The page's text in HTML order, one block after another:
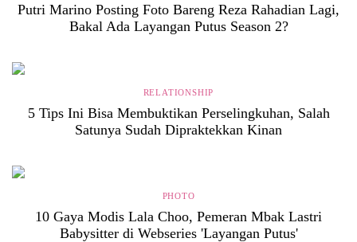
Putri Marino Posting Foto Bareng Reza Rahadian Lagi,
Bakal Ada Layangan Putus Season 2?
RELATIONSHIP
5 Tips Ini Bisa Membuktikan Perselingkuhan, Salah
Satunya Sudah Dipraktekkan Kinan
PHOTO
10 Gaya Modis Lala Choo, Pemeran Mbak Lastri
Babysitter di Webseries 'Layangan Putus'